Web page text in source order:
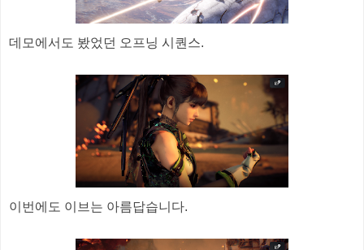
데모에서도 봤었던 오프닝 시퀀스.
이번에도 이브는 아름답습니다.